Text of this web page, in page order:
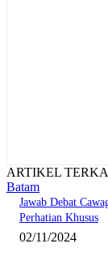
ARTIKEL
Batam
Jawab Debat
Perhatian Khusus
02/11/2024